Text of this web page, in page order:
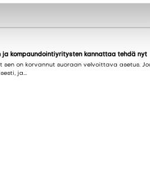
ja kompaundointiyritysten kannattaa tehdä nyt
on korvannut suoraan velvoittava asetus.
ja...